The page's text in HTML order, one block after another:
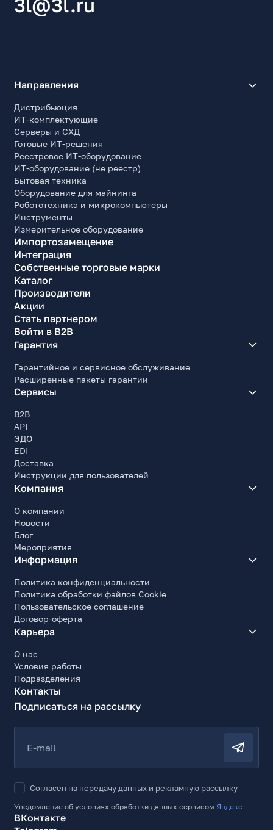
Направления
Дистрибьюция
ИТ-комплектующие
Серверы и СХД
Готовые ИТ-решения
Реестровое ИТ-оборудование
ИТ-оборудование (не реестр)
Бытовая техника
Оборудование для майнинга
Робототехника и микрокомпьютеры
Инструменты
Измерительное оборудование
Импортозамещение
Интеграция
Собственные торговые марки
Каталог
Производители
Акции
Стать партнером
Войти в B2B
Гарантия
Гарантийное и сервисное обслуживание
Расширенные пакеты гарантии
Сервисы
B2B
API
ЭДО
EDI
Доставка
Инструкции для пользователей
Компания
О компании
Новости
Блог
Мероприятия
Информация
Политика конфиденциальности
Политика обработки файлов Cookie
Пользовательское соглашение
Договор-оферта
Карьера
О нас
Условия работы
Подразделения
Контакты
Подписаться на рассылку
E-mail
Согласен на передачу данных и рекламную рассылку
Уведомление об условиях обработки данных сервисом Яндекс
ВКонтакте